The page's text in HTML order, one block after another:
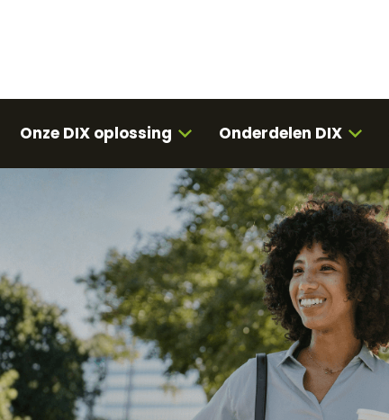
Onze DIX oplossing Onderdelen DIX